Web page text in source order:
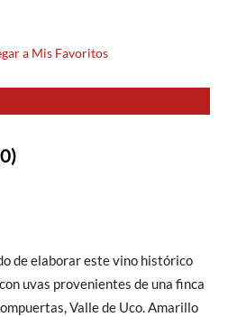
a Mis Favoritos
de elaborar este vino histórico
uvas provenientes de una finca
Valle de Uco. Amarillo